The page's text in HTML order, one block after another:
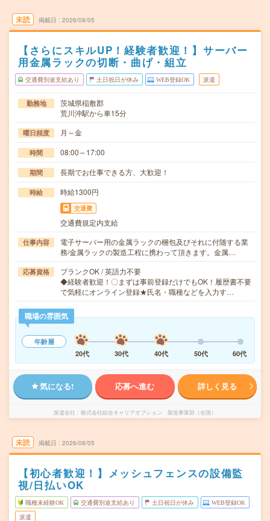
未読 掲載日 2026/08/05
【さらにスキルUP！経験者歓迎！】サーバー
用金属ラックの切断・曲げ・組立
交通費別途支給あり 土日祝日が休み WEB登録OK 派遣
勤務地
茨城県稲敷郡
荒川沖駅から車15分
曜日頻度 月～金
時間 08:00～17:00
期間 長期でお仕事できる方、大歓迎！
時給 時給1300円
交通費
交通費規定内支給
仕事内容
電子サーバー用の金属ラックの梱包及びそれに付随する業
務/金属ラックの製造工程に携わって頂きます。金属…
応募資格
ブランクOK / 英語力不要
◆経験者歓迎！〇まずは事前登録だけでもOK！履歴書不要
で気軽にオンライン登録★氏名・職種などを入力す…
職場の雰囲気
年齢層
20代
30代 40代 50代 60代
気になる! 応募へ進む 詳しく見る
派遣会社 株式会社綜合キャリアオプション 製造事業部（全国）
未読 掲載日 2026/08/05
【初心者歓迎！】メッシュフェンスの設備監
視/日払いOK
職種未経験OK 交通費別途支給あり 土日祝日が休み WEB登録OK
派遣